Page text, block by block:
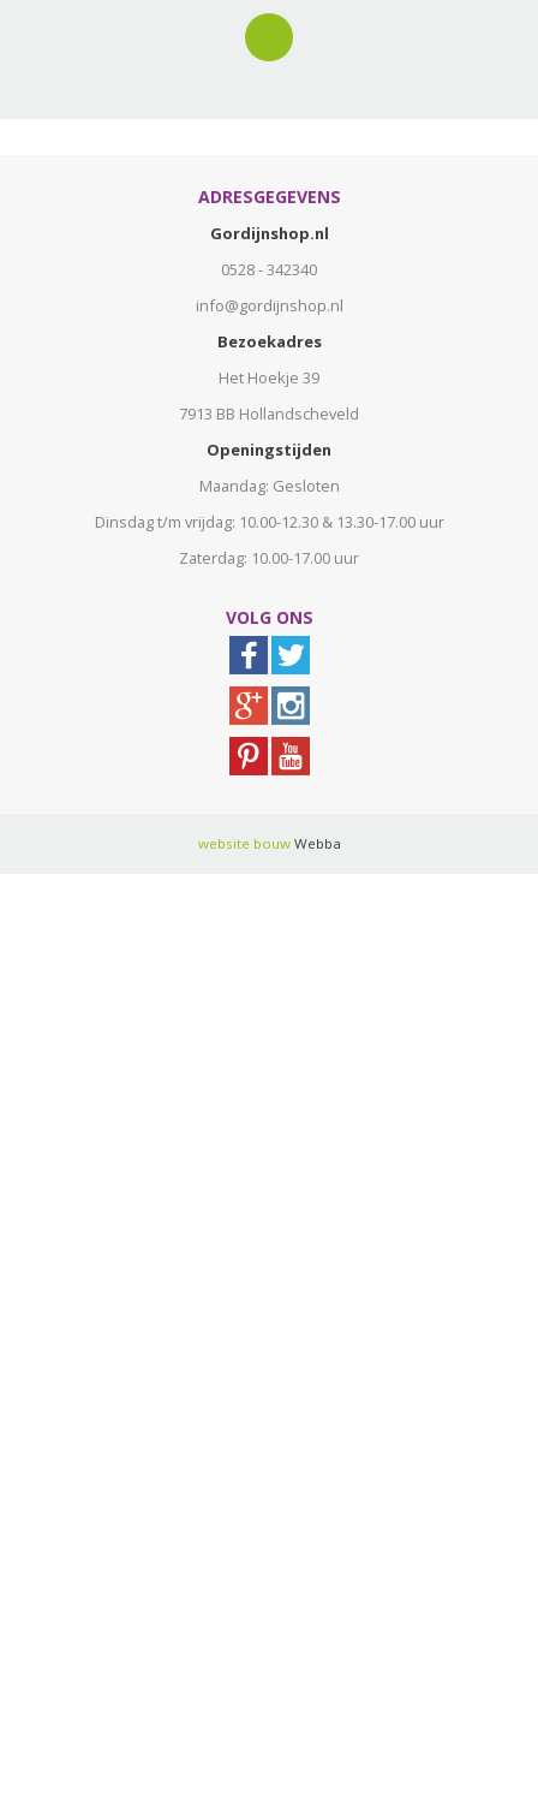
ADRESGEGEVENS
Gordijnshop.nl
0528 - 342340
info@gordijnshop.nl
Bezoekadres
Het Hoekje 39
7913 BB Hollandscheveld
Openingstijden
Maandag: Gesloten
Dinsdag t/m vrijdag: 10.00-12.30 & 13.30-17.00 uur
Zaterdag: 10.00-17.00 uur
VOLG ONS
website bouwWebba